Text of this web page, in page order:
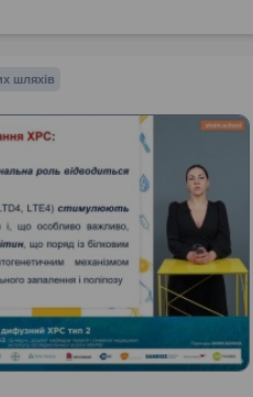
шляхів